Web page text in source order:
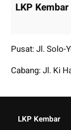
LKP Kembar
Pusat: Jl. Solo-
Cabang: Jl. Ki
LKP Kembar